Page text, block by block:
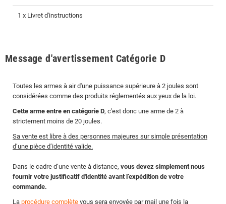
1 x Livret d'instructions
Message d'avertissement Catégorie D
Toutes les armes à air d'une puissance supérieure à 2 joules sont
considérées comme des produits réglementés aux yeux de la loi.
Cette arme entre en catégorie D, c'est donc une arme de 2 à
strictement moins de 20 joules.
Sa vente est libre à des personnes majeures sur simple présentation
d’une pièce d’identité valide.
Dans le cadre d’une vente à distance, vous devez simplement nous
fournir votre justificatif d'identité avant l’expédition de votre
commande.
La procédure complète vous sera envoyée par mail une fois la